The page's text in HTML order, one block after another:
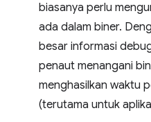
biasanya perlu
ada dalam biner.
besar informasi
penaut menangani
menghasilkan waktu
(terutama untuk